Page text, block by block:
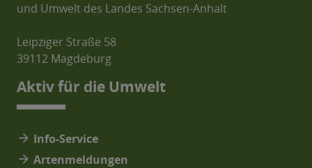
und Umwelt des Landes Sachsen-Anhalt
Leipziger Straße 58
39112 Magdeburg
Aktiv für die Umwelt
arrow_forward Info-Service
arrow_forward Artenmeldungen